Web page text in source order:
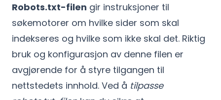
Robots.txt-filen gir instruksjoner til
søkemotorer om hvilke sider som skal
indekseres og hvilke som ikke skal det. Riktig
bruk og konfigurasjon av denne filen er
avgjørende for å styre tilgangen til
nettstedets innhold. Ved å tilpasse